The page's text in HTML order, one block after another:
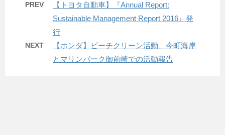
PREV
【トヨタ自動車】『Annual Report:
Sustainable Management Report 2016』発
行
NEXT
【ホンダ】ビーチクリーン活動、今町海岸
とマリンパーク御前崎での活動報告